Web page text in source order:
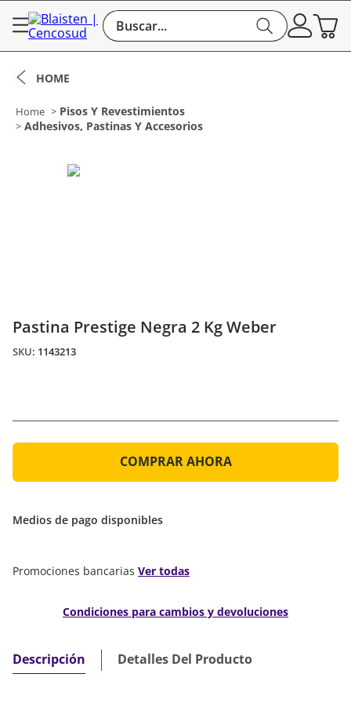
Pisos Y Revestimientos
Adhesivos, Pastinas Y Accesorios
Pastina Prestige Negra 2 Kg Weber
: 1143213
COMPRAR AHORA
Medios de pago disponibles
Promociones bancarias Ver todas
Condiciones para cambios y devoluciones
Descripción Detalles Del Producto